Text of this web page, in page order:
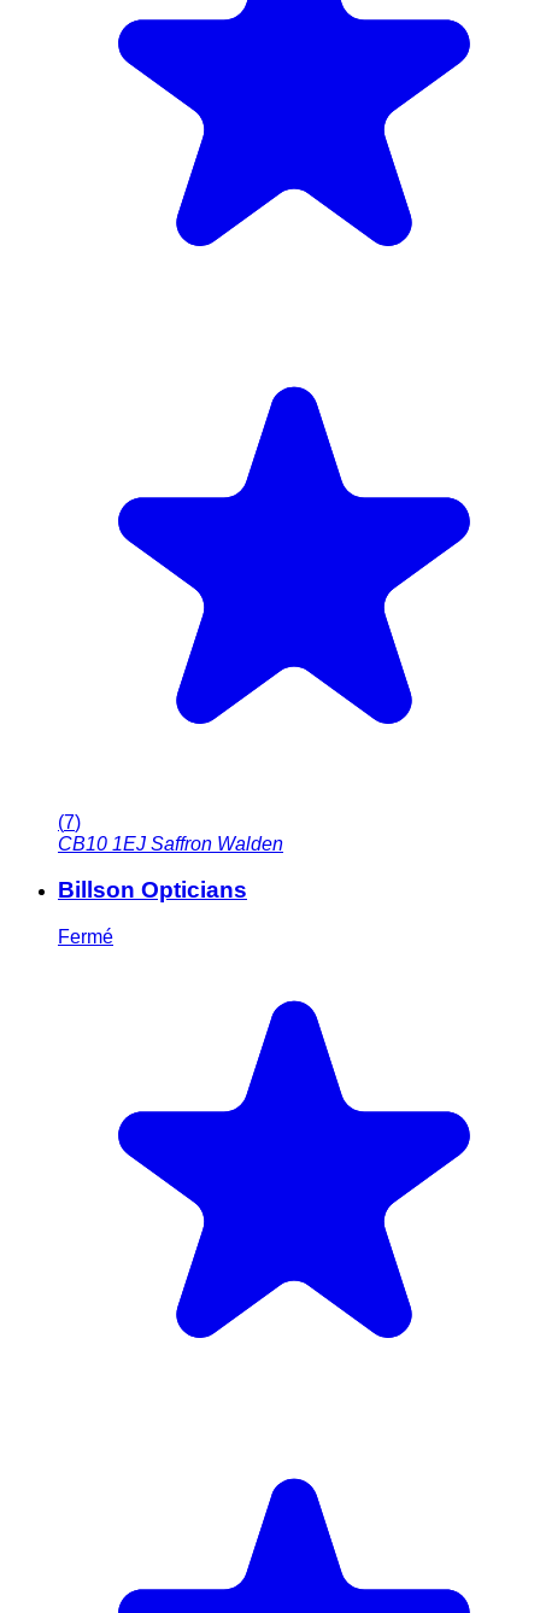
(7)
CB10 1EJ Saffron Walden
Billson Opticians
Fermé